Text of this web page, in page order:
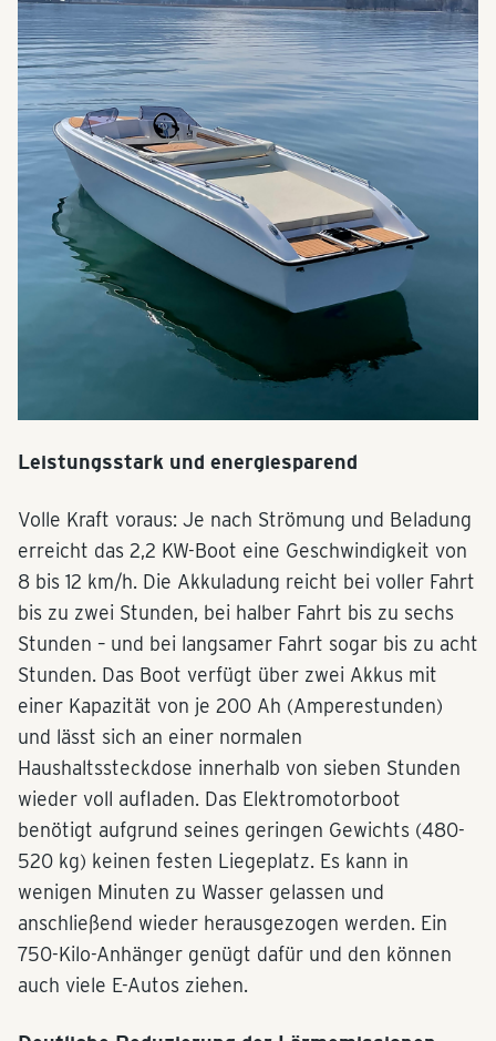
Leistungsstark und energiesparend
Volle Kraft voraus: Je nach Strömung und Beladung
erreicht das 2,2 KW-Boot eine Geschwindigkeit von
8 bis 12 km/h. Die Akkuladung reicht bei voller Fahrt
bis zu zwei Stunden, bei halber Fahrt bis zu sechs
Stunden – und bei langsamer Fahrt sogar bis zu acht
Stunden. Das Boot verfügt über zwei Akkus mit
einer Kapazität von je 200 Ah (Amperestunden)
und lässt sich an einer normalen
Haushaltssteckdose innerhalb von sieben Stunden
wieder voll aufladen. Das Elektromotorboot
benötigt aufgrund seines geringen Gewichts (480-
520 kg) keinen festen Liegeplatz. Es kann in
wenigen Minuten zu Wasser gelassen und
anschließend wieder herausgezogen werden. Ein
750-Kilo-Anhänger genügt dafür und den können
auch viele E-Autos ziehen.